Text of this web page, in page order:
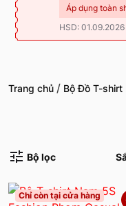
Áp dụng toàn
HSD: 01.09.2026
Trang chủ / Bộ Đồ T-shirt
Bộ lọc
Chỉ còn tại cửa hàng